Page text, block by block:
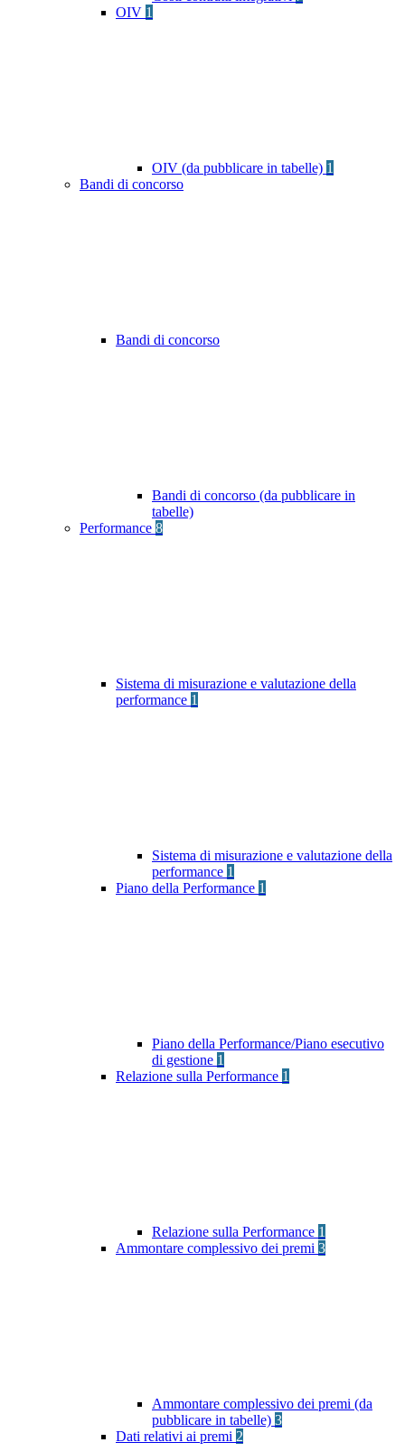
OIV 1
OIV (da pubblicare in tabelle) 1
Bandi di concorso
Bandi di concorso
Bandi di concorso (da pubblicare in
tabelle)
Performance 8
Sistema di misurazione e valutazione della
performance 1
Sistema di misurazione e valutazione della
performance 1
Piano della Performance 1
Piano della Performance/Piano esecutivo
di gestione 1
Relazione sulla Performance 1
Relazione sulla Performance 1
Ammontare complessivo dei premi 3
Ammontare complessivo dei premi (da
pubblicare in tabelle) 3
Dati relativi ai premi 2